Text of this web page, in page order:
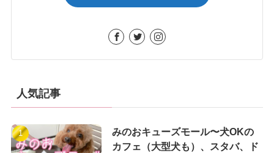
人気記事
みのおキューズモール〜犬OKの
カフェ（大型犬も）、スタバ、ド